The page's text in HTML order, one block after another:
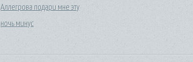
Аллегрова подари мне эту
ночь минус